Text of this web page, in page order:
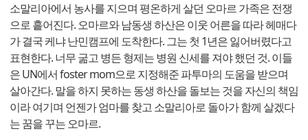
소말리아에서 농사를 지으며 평온하게 살던 오마르 가족은 전쟁
으로 흩어진다. 오마르와 남동생 하산은 이웃 어른을 따라 헤매다
가 결국 케냐 난민캠프에 도착한다. 그는 첫 1년은 잃어버렸다고
표현한다. 너무 굶고 병든 형제는 병원 신세를 져야 했던 것. 이들
은 UN에서 foster mom으로 지정해준 파투마의 도움을 받으며
살아간다. 말을 하지 못하는 동생 하산을 돌보는 것을 자신의 책임
이라 여기며 언젠가 엄마를 찾고 소말리아로 돌아가 함께 살겠다
는 꿈을 꾸는 오마르.